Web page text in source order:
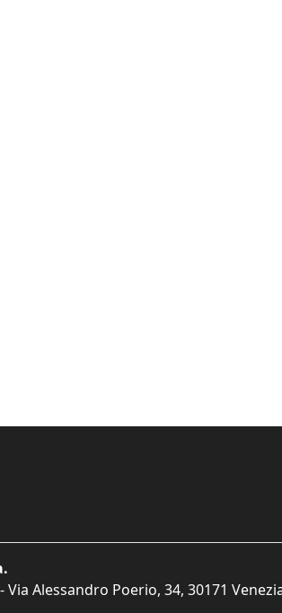
Alessandro Poerio, 34, 30171